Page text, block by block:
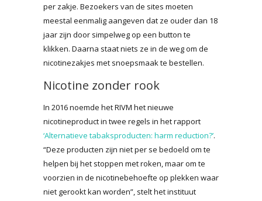
per zakje. Bezoekers van de sites moeten
meestal eenmalig aangeven dat ze ouder dan 18
jaar zijn door simpelweg op een button te
klikken. Daarna staat niets ze in de weg om de
nicotinezakjes met snoepsmaak te bestellen.
Nicotine zonder rook
In 2016 noemde het RIVM het nieuwe
nicotineproduct in twee regels in het rapport
‘Alternatieve tabaksproducten: harm reduction?’.
“Deze producten zijn niet per se bedoeld om te
helpen bij het stoppen met roken, maar om te
voorzien in de nicotinebehoefte op plekken waar
niet gerookt kan worden”, stelt het instituut